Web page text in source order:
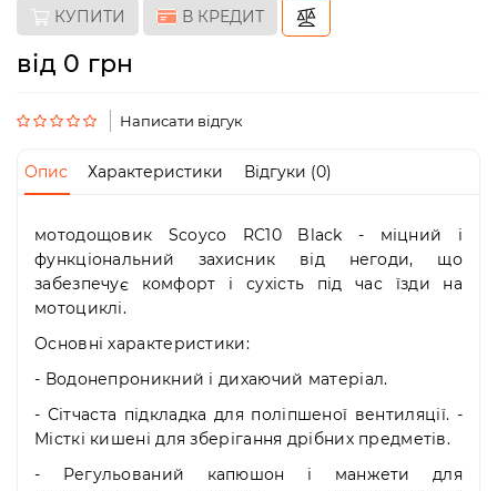
artmoto.info@gmail.com
Режим
Пн-
09:00
-
Сб
10:00
-
19:00
-
КУПИТИ В КРЕДИТ
від 0 грн
Написати відгук
Опис Характеристики Відгуки (0)
мотодощовик Scoyco RC10 Black - міцний і
функціональний захисник від негоди, що
забезпечує комфорт і сухість під час їзди на
мотоциклі.
Основні характеристики:
- Водонепроникний і дихаючий матеріал.
- Сітчаста підкладка для поліпшеної вентиляції. -
Місткі кишені для зберігання дрібних предметів.
- Регульований капюшон і манжети для